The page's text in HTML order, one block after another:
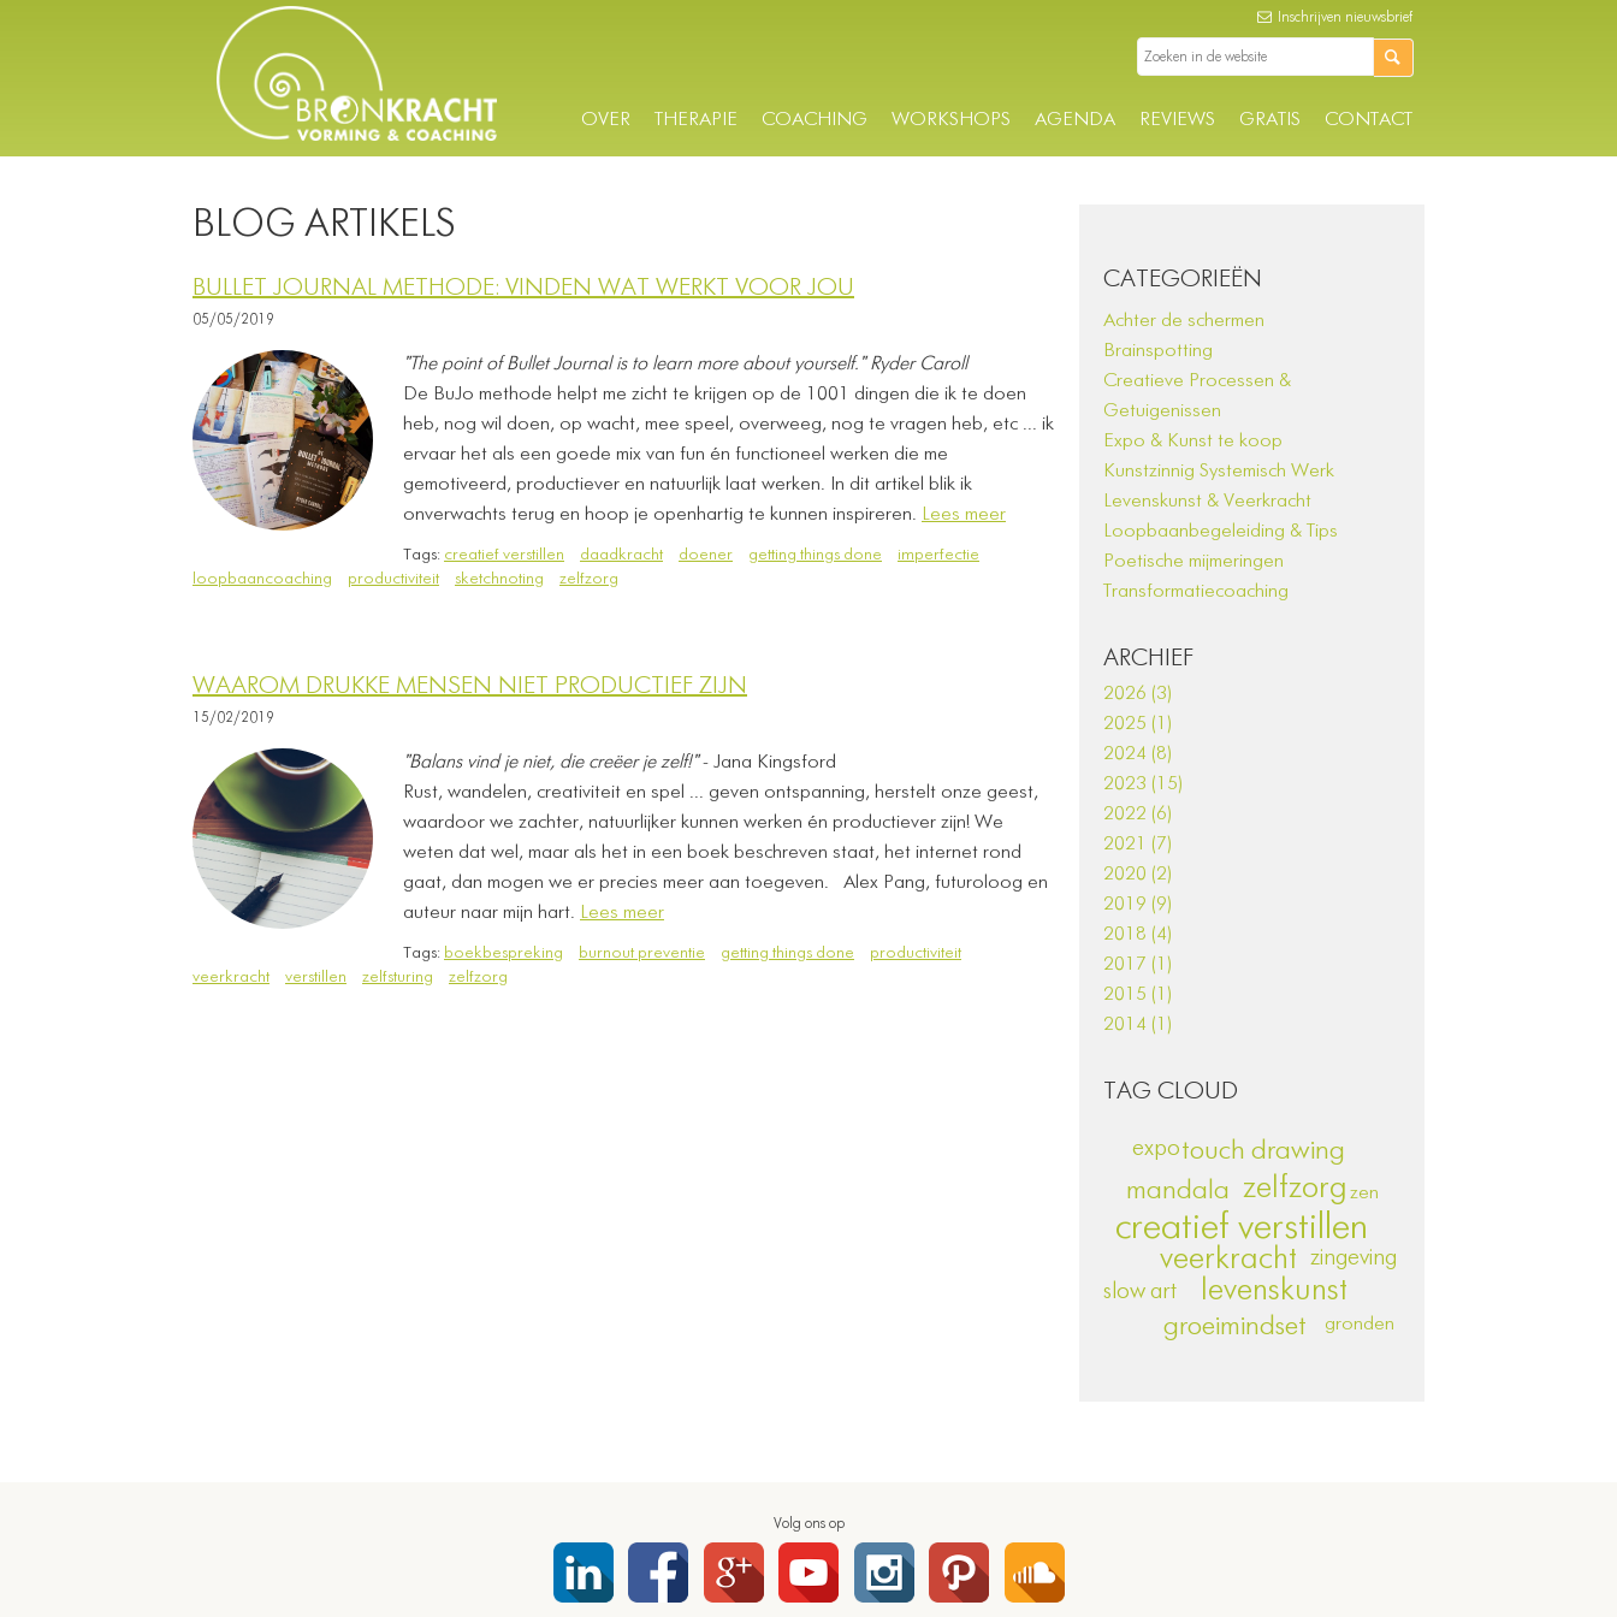
OVER THERAPIE COACHING WORKSHOPS AGENDA REVIEWS GRATIS CONTACT
Inschrijven nieuwsbrief
BLOG ARTIKELS
BULLET JOURNAL METHODE: VINDEN WAT WERKT VOOR JOU
05/05/2019
"The point of Bullet Journal is to learn more about yourself." Ryder Caroll
De BuJo methode helpt me zicht te krijgen op de 1001 dingen die ik te doen
heb, nog wil doen, op wacht, mee speel, overweeg, nog te vragen heb, etc ... ik
ervaar het als een goede mix van fun én functioneel werken die me
gemotiveerd, productiever en natuurlijk laat werken. In dit artikel blik ik
onverwachts terug en hoop je openhartig te kunnen inspireren. Lees meer
Tags: creatief verstillen daadkracht doener getting things done
imperfectie
loopbaancoaching
productiviteit sketchnoting zelfzorg
WAAROM DRUKKE MENSEN NIET PRODUCTIEF ZIJN
15/02/2019
"Balans vind je niet, die creëer je zelf!"- Jana Kingsford
Rust, wandelen, creativiteit en spel ... geven ontspanning, herstelt onze geest,
waardoor we zachter, natuurlijker kunnen werken én productiever zijn! We
weten dat wel, maar als het in een boek beschreven staat, het internet rond
gaat, dan mogen we er precies meer aan toegeven. ​ ​ Alex Pang, futuroloog en
auteur naar mijn hart. Lees meer
Tags: boekbespreking burnout preventie getting things done
productiviteit
veerkracht
verstillen zelfsturing zelfzorg
CATEGORIEËN
Achter de schermen
Brainspotting
Creatieve Processen &
Getuigenissen
Expo & Kunst te koop
Kunstzinnig Systemisch Werk
Levenskunst & Veerkracht
Loopbaanbegeleiding & Tips
Poetische mijmeringen
Transformatiecoaching
ARCHIEF
2026 (3)
2025 (1)
2024 (8)
2023 (15)
2022 (6)
2021 (7)
2020 (2)
2019 (9)
2018 (4)
2017 (1)
2015 (1)
2014 (1)
TAG CLOUD
creatief verstillen
veerkracht
zelfzorg
levenskunst
touch drawing
mandala
groeimindset
zingeving
slow art
expo
gronden
zen
Volg ons op